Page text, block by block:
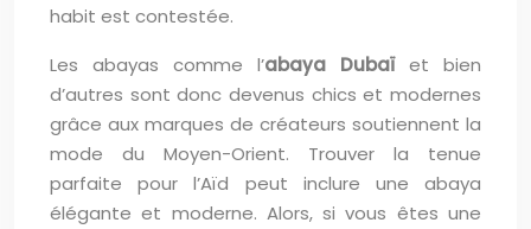
habit est contestée.
Les abayas comme l’abaya Dubaï et bien
d’autres sont donc devenus chics et modernes
grâce aux marques de créateurs soutiennent la
mode du Moyen-Orient. Trouver la tenue
parfaite pour l’Aïd peut inclure une abaya
élégante et moderne. Alors, si vous êtes une